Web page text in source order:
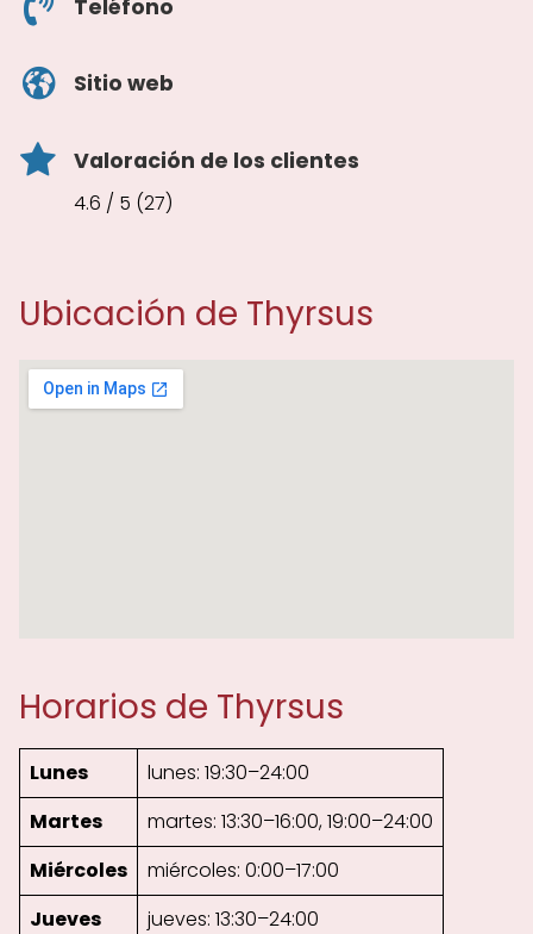
Teléfono
Sitio web
Valoración de los clientes
4.6 / 5 (27)
Ubicación de Thyrsus
Horarios de Thyrsus
Lunes
lunes: 19:30–24:00
Martes
martes: 13:30–16:00, 19:00–24:00
Miércoles
miércoles: 0:00–17:00
Jueves
jueves: 13:30–24:00